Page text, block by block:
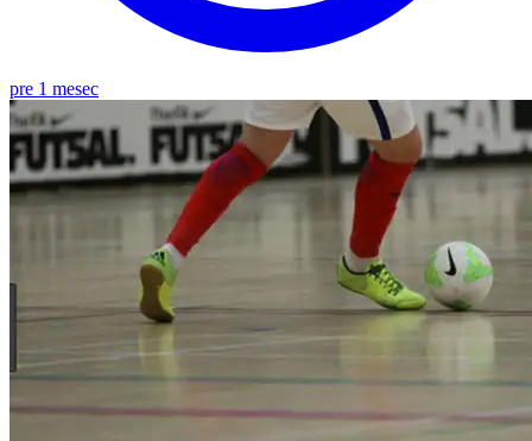
pre 1 mesec